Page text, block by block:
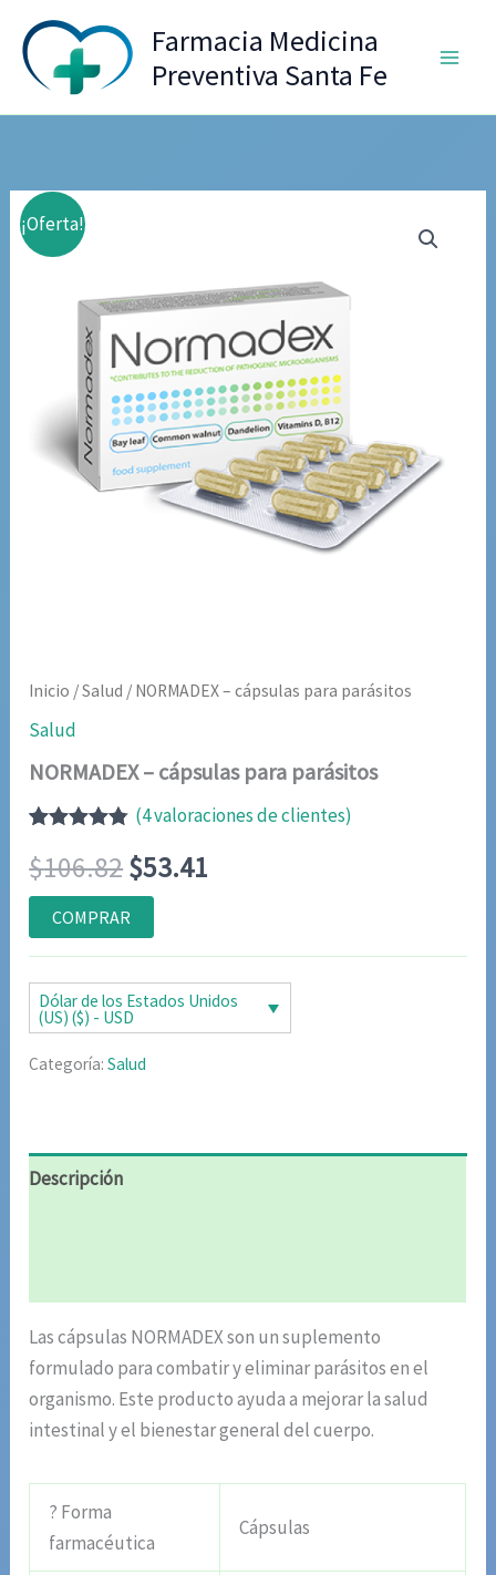
contenido
Farmacia Medicina
Preventiva Santa Fe
¡Oferta!
Inicio /Salud / NORMADEX – cápsulas para parásitos
Salud
NORMADEX – cápsulas para parásitos
con4.75de
5 en base
a
valoraciones
de clientes
(4valoraciones de clientes)
$106.82El
precio
original
era:
$106.82.
$53.41
actual
es:
COMPRAR
Dólar de los Estados Unidos
(US) ($) - USD
Categoría:Salud
Descripción
Las cápsulas NORMADEX son un suplemento
formulado para combatir y eliminar parásitos en el
organismo. Este producto ayuda a mejorar la salud
intestinal y el bienestar general del cuerpo.
? Forma
farmacéutica
Cápsulas